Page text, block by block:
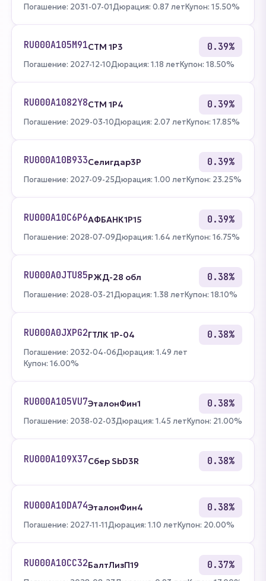
Погашение: 2031-07-01Дюрация: 0.87 летКупон: 15.50%
RU000A105M91СТМ 1P3 0.39%
Погашение: 2027-12-10Дюрация: 1.18 летКупон: 18.50%
RU000A1082Y8СТМ 1P4 0.39%
Погашение: 2029-03-10Дюрация: 2.07 летКупон: 17.85%
RU000A10B933Селигдар3Р 0.39%
Погашение: 2027-09-25Дюрация: 1.00 летКупон: 23.25%
RU000A10C6P6АФБАНК1Р15 0.39%
Погашение: 2028-07-09Дюрация: 1.64 летКупон: 16.75%
RU000A0JTU85РЖД-28 обл 0.38%
Погашение: 2028-03-21Дюрация: 1.38 летКупон: 18.10%
RU000A0JXPG2ГТЛК 1P-04 0.38%
Погашение: 2032-04-06Дюрация: 1.49 лет
Купон: 16.00%
RU000A105VU7ЭталонФин1 0.38%
Погашение: 2038-02-03Дюрация: 1.45 летКупон: 21.00%
RU000A109X37Сбер SbD3R 0.38%
RU000A10DA74ЭталонФин4 0.38%
Погашение: 2027-11-11Дюрация: 1.10 летКупон: 20.00%
RU000A10CC32БалтЛизП19 0.37%